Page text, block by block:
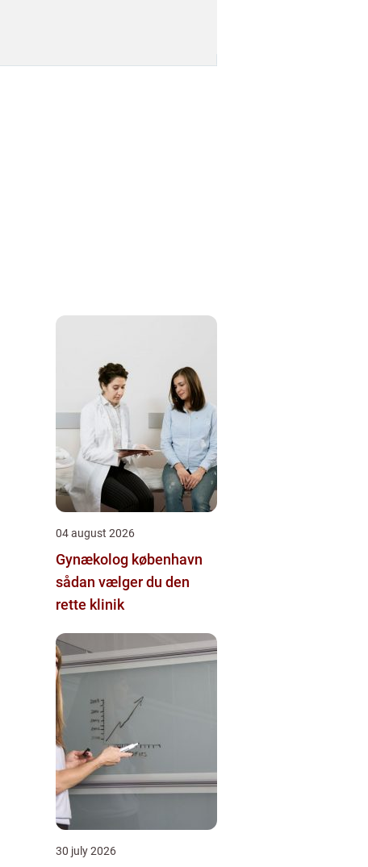
04 august 2026
Gynækolog københavn
sådan vælger du den
rette klinik
30 july 2026